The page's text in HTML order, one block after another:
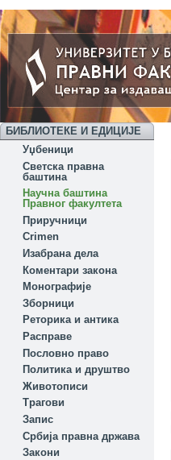
БИБЛИОТЕКЕ И ЕДИЦИЈЕ
Уџбеници
Светска правна
баштина
Научна баштина
Правног факултета
Приручници
Crimen
Изабрана дела
Коментари закона
Монографије
Зборници
Реторика и антика
Расправе
Пословно право
Политика и друштво
Животописи
Трагови
Запис
Србија правна држава
Закони